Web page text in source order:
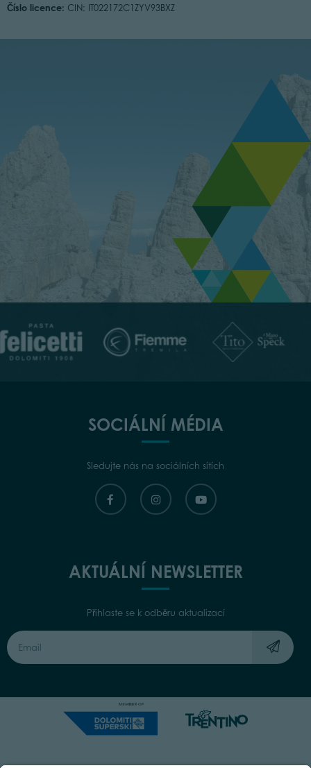
Číslo licence: CIN: IT022172C1ZYV93BXZ
SOCIÁLNÍ MÉDIA
Sledujte nás na sociálních sítích
AKTUÁLNÍ NEWSLETTER
Přihlaste se k odběru aktualizací